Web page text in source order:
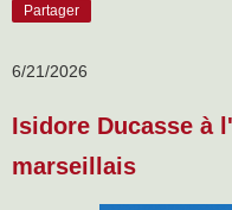
Partager
6/21/2026
Isidore Ducasse à
marseillais